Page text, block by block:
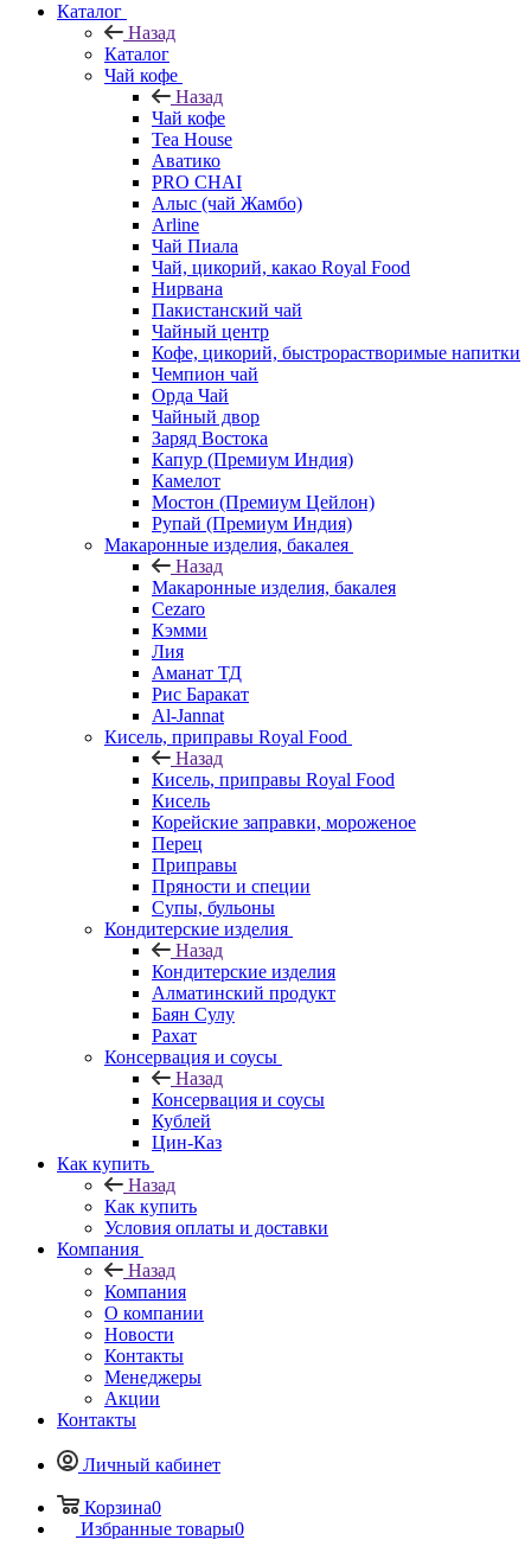
Каталог
Назад
Каталог
Чай кофе
Назад
Чай кофе
Tea House
Аватико
PRO CHAI
Алыс (чай Жамбо)
Arline
Чай Пиала
Чай, цикорий, какао Royal Food
Нирвана
Пакистанский чай
Чайный центр
Кофе, цикорий, быстрорастворимые напитки
Чемпион чай
Орда Чай
Чайный двор
Заряд Востока
Капур (Премиум Индия)
Камелот
Мостон (Премиум Цейлон)
Рупай (Премиум Индия)
Макаронные изделия, бакалея
Назад
Макаронные изделия, бакалея
Cezaro
Кэмми
Лия
Аманат ТД
Рис Баракат
Al-Jannat
Кисель, приправы Royal Food
Назад
Кисель, приправы Royal Food
Кисель
Корейские заправки, мороженое
Перец
Приправы
Пряности и специи
Супы, бульоны
Кондитерские изделия
Назад
Кондитерские изделия
Алматинский продукт
Баян Сулу
Рахат
Консервация и соусы
Назад
Консервация и соусы
Кублей
Цин-Каз
Как купить
Назад
Как купить
Условия оплаты и доставки
Компания
Назад
Компания
О компании
Новости
Контакты
Менеджеры
Акции
Контакты
Личный кабинет
Корзина0
Избранные товары0